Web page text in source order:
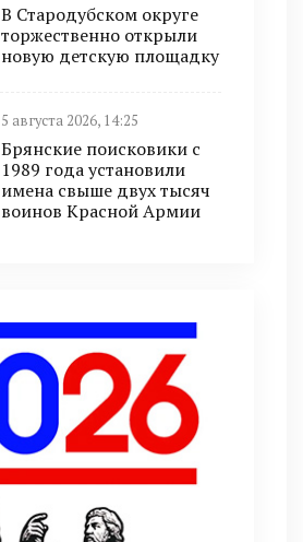
В Стародубском округе
торжественно открыли
новую детскую площадку
5 августа 2026, 14:25
Брянские поисковики с
1989 года установили
имена свыше двух тысяч
воинов Красной Армии